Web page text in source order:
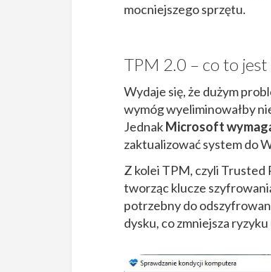
mocniejszego sprzętu.
TPM 2.0 – co to jest
Wydaje się, że dużym
wymóg wyeliminowałby
JednakMicrosoft
zaktualizować system do
Z kolei TPM, czyli
tworząc klucze
potrzebny do
dysku, co zmniejsza